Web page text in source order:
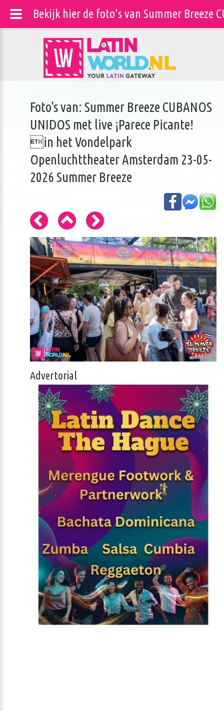
Foto's van: Summer Breeze CUBANOS
UNIDOS met live ¡Parece Picante!
in het Vondelpark
Openluchttheater Amsterdam 23-05-
2026 Summer Breeze
Advertorial
Bekijk hier de foto's van Summer Breeze